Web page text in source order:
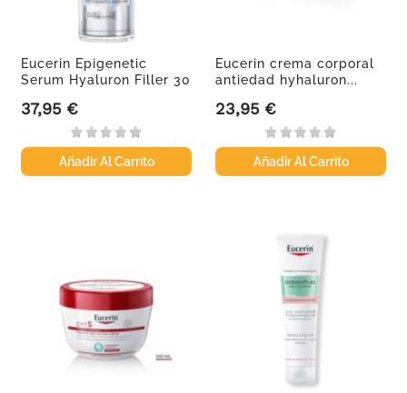
Eucerin Epigenetic
Serum Hyaluron Filler 30
Precio
37,95 €
Añadir Al Carrito
Eucerin crema corporal
antiedad hyhaluron...
Precio
23,95 €
Añadir Al Carrito